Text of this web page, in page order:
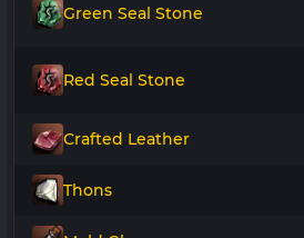
Green Seal Stone
Red Seal Stone
Crafted Leather
Thons